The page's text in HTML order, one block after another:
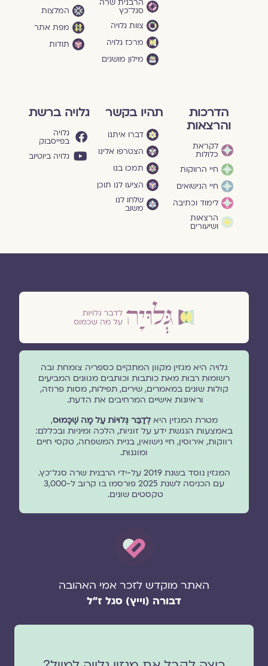
הרבנית שרה
סגל־כץ
צוות גלויה
מרכז גלויה
מילון מושגים
המלצות
מפת אתר
תודות
הדרכות
והרצאות
לקראת
כלולות
חיי הרווקות
חיי הנישואים
לימוד וכתיבה
הרצאות
ושיעורים
תהיו בקשר
דברו איתנו
הצטרפו אלינו
תמכו בנו
הציעו לנו תוכן
שלחו לנו
משוב
גלויה ברשת
גלויה
בפייסבוק
גלויה ביוטיוב
גלויה היא מגזין מקוון המתקיים כספריה צומחת ובה
רשומות רבות מאת כותבות וכותבים מגוונים המביעים
קולות שונים במאמרים, שירים, תפילות, מסות פרוזה,
וראיונות אישיים המרחיבים את הדעת.
מטרת המגזין היאלְדַבֵּר גְּלוּיוֹת עַל מָה שֶׁכָּמוּס,
באמצעות הנגשת ידע על זוגיות, הלכה ומיניות ובכללם:
רווקות, אירוסין, חיי נישואין, בניית המשפחה, טקסי חיים
ומוגנוּת.
המגזין נוסד בשנת 2019 על-ידי הרבנית שרה סגל־כץ.
עם הכניסה לשנת 2025 פורסמו בו קרוב ל-3,000
טקסטים שונים.
האתר מוקדש לזכר אמי האהובה
דבורה (וייץ) סגל ז"ל